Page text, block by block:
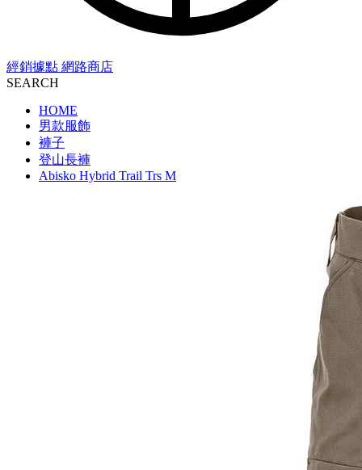
經銷據點 網路商店
SEARCH
HOME
男款服飾
褲子
登山長褲
Abisko Hybrid Trail Trs M